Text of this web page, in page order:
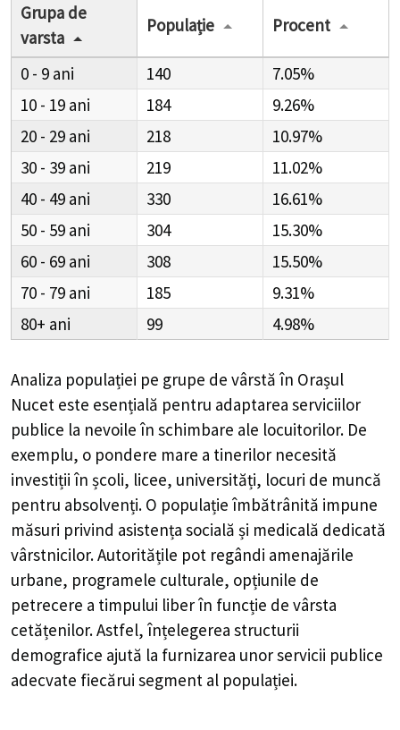
Grupa de
varsta
Populație Procent
0 - 9 140
7.05%
10 - 19
184
9.26%
20 - 29
218
10.97%
30 - 39
219
11.02%
40 - 49
330
16.61%
50 - 59
304
15.30%
60 - 69
308
15.50%
70 - 79
185
9.31%
80+
99 4.98%
Analiza populației pe grupe de vârstă în Orașul
Nucet este esențială pentru adaptarea serviciilor
publice la nevoile în schimbare ale locuitorilor. De
exemplu, o pondere mare a tinerilor necesită
investiții în școli, licee, universități, locuri de muncă
pentru absolvenți. O populație îmbătrânită impune
măsuri privind asistența socială și medicală dedicată
vârstnicilor. Autoritățile pot regândi amenajările
urbane, programele culturale, opțiunile de
petrecere a timpului liber în funcție de vârsta
cetățenilor. Astfel, înțelegerea structurii
demografice ajută la furnizarea unor servicii publice
adecvate fiecărui segment al populației.